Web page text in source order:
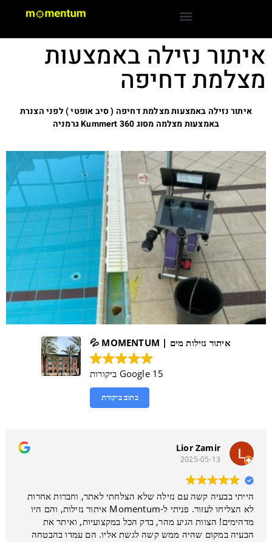
איתור נזילה באמצעות
מצלמת דחיפה
איתור נזילה באמצעות מצלמת דחיפה ( סיב אופטי ) לפני הצנרת
באמצעות מצלמה מסוג Kummert 360 גרמניה
איתור נזילות מים | MOMENTUM 💦
15 Google ביקורות
כתוב ביקורת
Lior Zamir
2025-05-13
הייתי בבעיה קשה עם נזילה שלא הצלחתי לאתר, וחברות אחרות
לא הצליחו לעזור. פניתי ל-Momentum איתור נזילות, והם היו
מדהימים! הצוות הגיע מהר, בדק הכל במקצועיות, ואיתר את
הבעיה במקום שהיה ממש קשה לגשת אליו. הם עמדו בהבטחה